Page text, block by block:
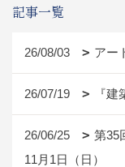
記事一覧
26/08/03 アー
26/07/19 『建
26/06/25
第35
11月1日（日）